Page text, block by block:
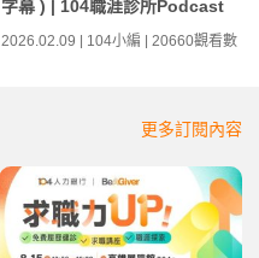
字幕 ) | 104職涯診所Podcast
2026.02.09 | 104小編 | 20660觀看數
更多訂閱內容